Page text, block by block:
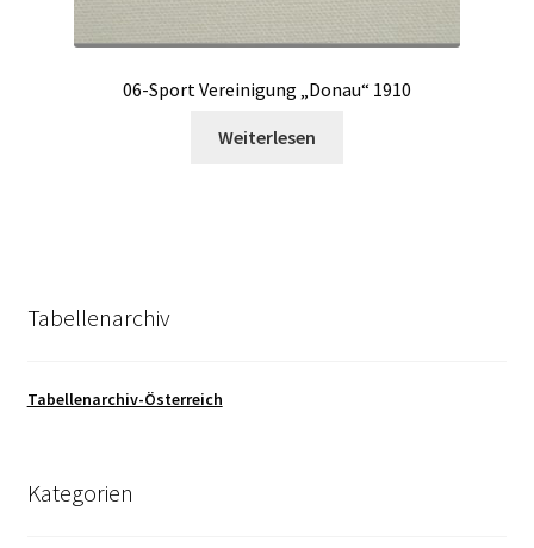
06-Sport Vereinigung „Donau“ 1910
Weiterlesen
Tabellenarchiv
Tabellenarchiv-Österreich
Kategorien